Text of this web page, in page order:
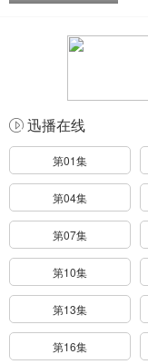
迅播在线
第01集
第04集
第07集
第10集
第13集
第16集